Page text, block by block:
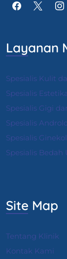
Layanan
Spesialis Kulit
Spesialis
Spesialis Gigi
Spesialis
Spesialis
Spesialis
Site Map
Tentang Klinik
Kontak Kami